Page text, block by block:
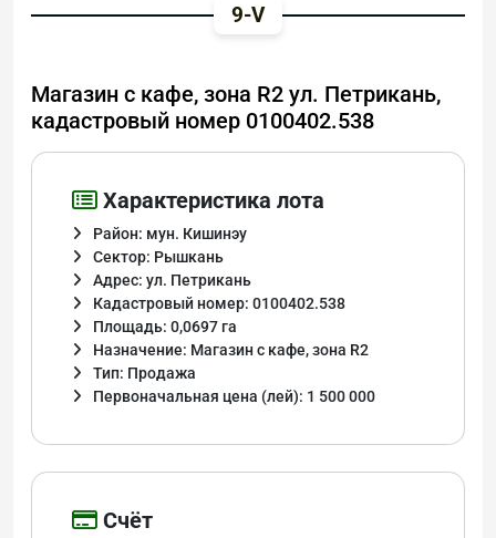
9-V
Магазин с кафе, зона R2 ул. Петрикань,
кадастровый номер 0100402.538
Характеристика лота
Район: мун. Кишинэу
Сектор: Рышкань
Адрес: ул. Петрикань
Кадастровый номер: 0100402.538
Площадь: 0,0697 га
Назначение: Магазин с кафе, зона R2
Тип: Продажа
Первоначальная цена (лей): 1 500 000
Cчёт